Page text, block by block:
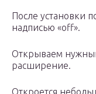
После установки
надписью «off».
Открываем
расширение.
Откроется